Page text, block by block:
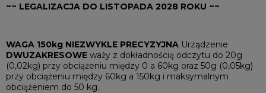
~~ LEGALIZACJA DO LISTOPADA 2028 ROKU ~~
WAGA 150kg NIEZWYKLE PRECYZYJNA Urządzenie
DWUZAKRESOWE waży z dokładnością odczytu do 20g
(0,02kg) przy obciążeniu między 0 a 60kg oraz 50g (0,05kg)
przy obciążeniu między 60kg a 150kg i maksymalnym
obciążeniem do 50 kg.